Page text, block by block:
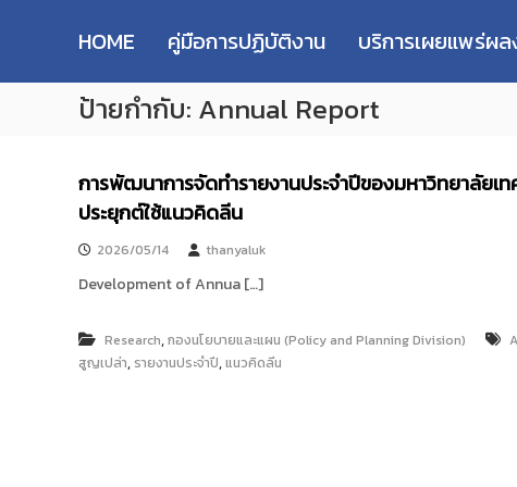
p
M
T
T
e
s
e
a
r
c
h
R
e
ห
วิ
ท
ย
เ
โ
โ
HOME คู่มือการปฏิบัติงาน บริการเผยแพร่ผล
ป้ายกำกับ: Annual Report
การพัฒนาการจัดทํารายงานประจําปีของมหาวิทยาลัย
ประยุกต์ใช้แนวคิดลีน
2026/05/14 thanyaluk
Development of Annua […]
Research,กองนโยบายและแผน (Policy and Planning Division)
สูญเปล่า, รายงานประจําปี,แนวคิดลีน